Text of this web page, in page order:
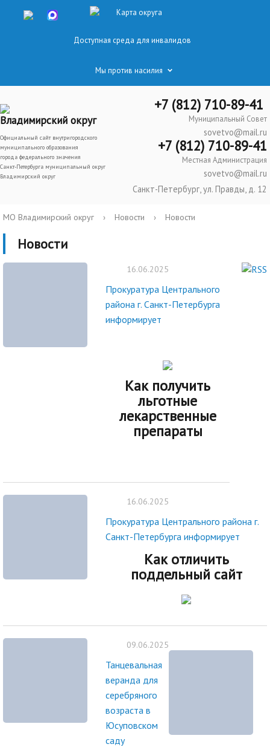
Карта округа
Доступная среда для инвалидов
Мы против насилия
Владимирский округ
Официальный сайт внутригородского
муниципального образования
города федерального значения
Санкт-Петербурга муниципальный округ
Владимирский округ
+7 (812) 710-89-41
Муниципальный Совет
sovetvo@mail.ru
+7 (812) 710-89-41
Местная Администрация
sovetvo@mail.ru
Санкт-Петербург, ул. Правды, д. 12
МО Владимирский округ › Новости › Новости
Новости
16.06.2025
Прокуратура Центрального
района г. Санкт-Петербурга
информирует
Как получить
льготные
лекарственные
препараты
16.06.2025
Прокуратура Центрального района г.
Санкт-Петербурга информирует
Как отличить
поддельный сайт
09.06.2025
Танцевальная
веранда для
серебряного
возраста в
Юсуповском
саду